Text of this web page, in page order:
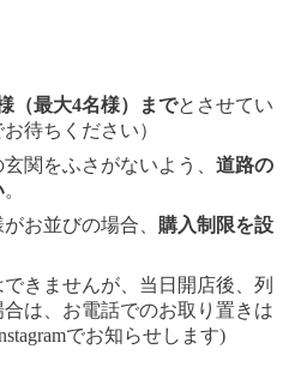
（最大4名様）までとさせてい
待ちください）
関をふさがないよう、 道路の
。
お並びの場合、 購入制限を設
きませんが、当日開店後、列
は、お電話でのお取り置きは
でお知らせします)